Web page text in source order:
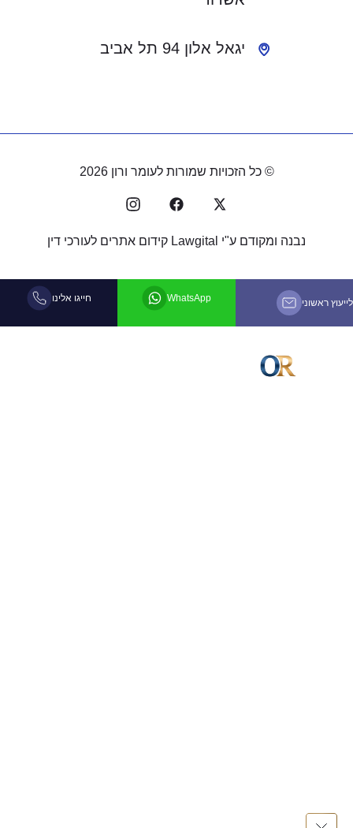
יגאל אלון 94 תל אביב
© כל הזכויות שמורות לעומר ורון 2026
נבנה ומקודם ע"יLawgital קידום אתרים לעורכי דין
ראשוני WhatsApp חייגו אלינו